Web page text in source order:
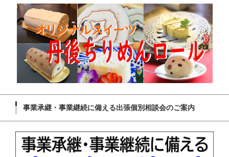
事業承継・事業継続に備える出張個別相談会のご案内